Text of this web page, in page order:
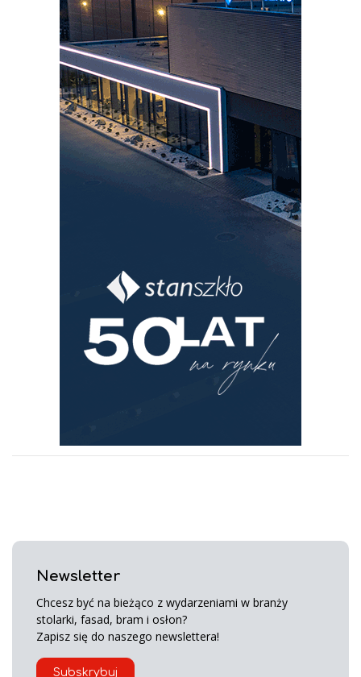
Newsletter
Chcesz być na bieżąco z wydarzeniami w branży
stolarki, fasad, bram i osłon?
Zapisz się do naszego newslettera!
Subskrybuj